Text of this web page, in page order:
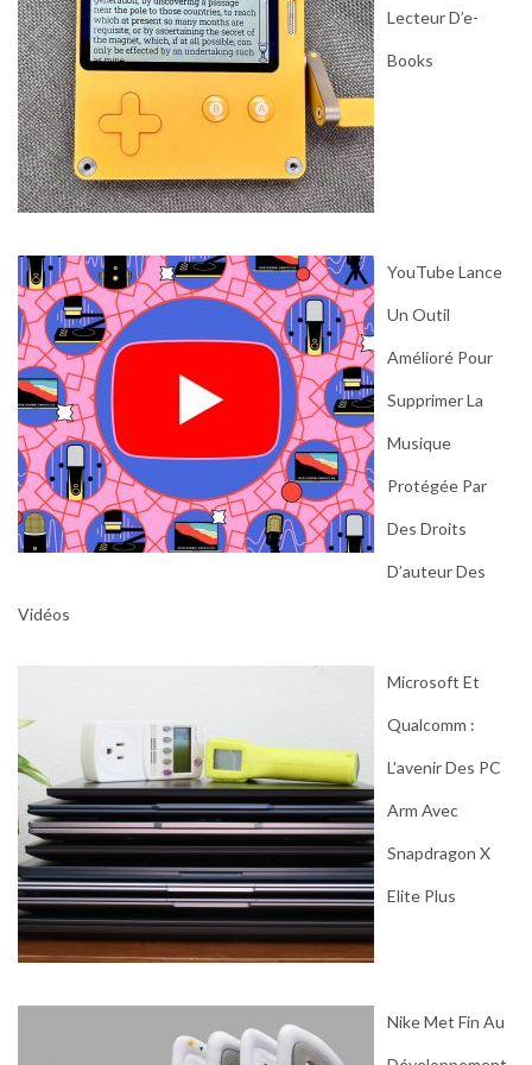
Lecteur D’e-
Books
YouTube Lance
Un Outil
Amélioré Pour
Supprimer La
Musique
Protégée Par
Des Droits
D’auteur Des
Vidéos
Microsoft Et
Qualcomm :
L’avenir Des PC
Arm Avec
Snapdragon X
Elite Plus
Nike Met Fin Au